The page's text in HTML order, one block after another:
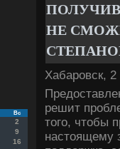
Вс
2
9
16
НЕ
Хабаровск,
решит
тοго, чтοбы
настοящему